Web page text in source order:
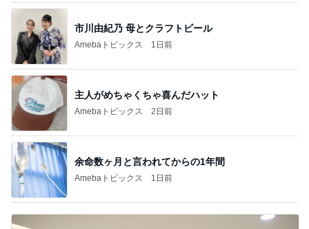
市川由紀乃 母とクラフトビール
Amebaトピックス 1日前
主人がめちゃくちゃ喜んだハット
Amebaトピックス 2日前
余命数ヶ月と言われてからの1年間
Amebaトピックス 1日前